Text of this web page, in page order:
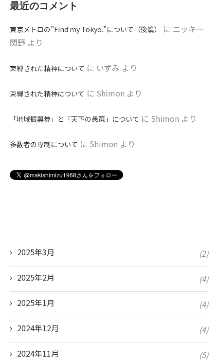
最近のコメント
東京メトロの”Find my Tokyo.”について（後篇） に ニッキー
関野 より
束縛された精神について に いずみ より
束縛された精神について に Shimon より
「地域振興券」と「天下の愚策」について に Shimon より
多数者の専制について に Shimon より
2025年3月 (2)
2025年2月 (4)
2025年1月 (4)
2024年12月 (4)
2024年11月 (5)